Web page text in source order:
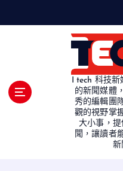
I tech 科技
的新聞媒體
秀的編輯團
觀的視野掌
大小事，
聞，讓讀者
新